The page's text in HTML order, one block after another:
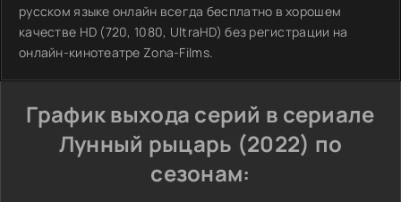
русском языке онлайн всегда бесплатно в хорошем
качестве HD (720, 1080, UltraHD) без регистрации на
онлайн-кинотеатре Zona-Films.
График выхода серий в сериале
Лунный рыцарь (2022) по
сезонам: